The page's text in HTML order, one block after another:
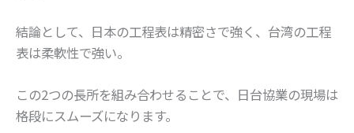
結論として、日本の工程表は精密さで強く、台湾の工程
表は柔軟性で強い。
この2つの長所を組み合わせることで、日台協業の現場は
格段にスムーズになります。